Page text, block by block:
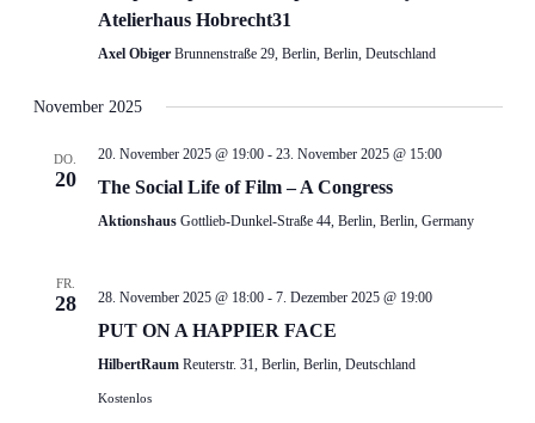
Atelierhaus Hobrecht31
Axel Obiger Brunnenstraße 29, Berlin, Berlin, Deutschland
November 2025
DO.
20
20. November 2025 @ 19:00- 23. November 2025 @ 15:00
The Social Life of Film – A Congress
Aktionshaus Gottlieb-Dunkel-Straße 44, Berlin, Berlin, Germany
FR.
28 28. November 2025 @ 18:00- 7. Dezember 2025 @ 19:00
PUT ON A HAPPIER FACE
HilbertRaum Reuterstr. 31, Berlin, Berlin, Deutschland
Kostenlos